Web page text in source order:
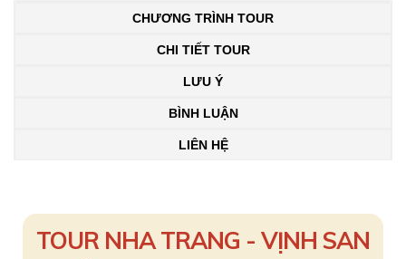
CHƯƠNG TRÌNH TOUR
CHI TIẾT TOUR
LƯU Ý
BÌNH LUẬN
LIÊN HỆ
TOUR NHA TRANG - VỊNH SAN